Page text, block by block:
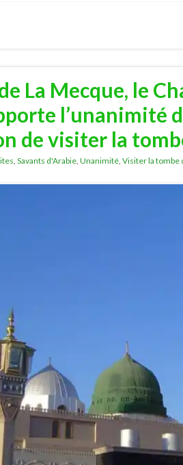
La Mecque, le
l’unanimité
de visiter la
Savants d'Arabie Unanimité Visiter la tombe